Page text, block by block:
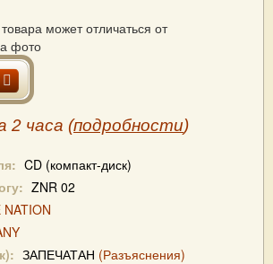
может отличаться от
фото
2 часа (подробности)
CD (компакт-диск)
ZNR 02
ЗАПЕЧАТАН (Разъяснения)